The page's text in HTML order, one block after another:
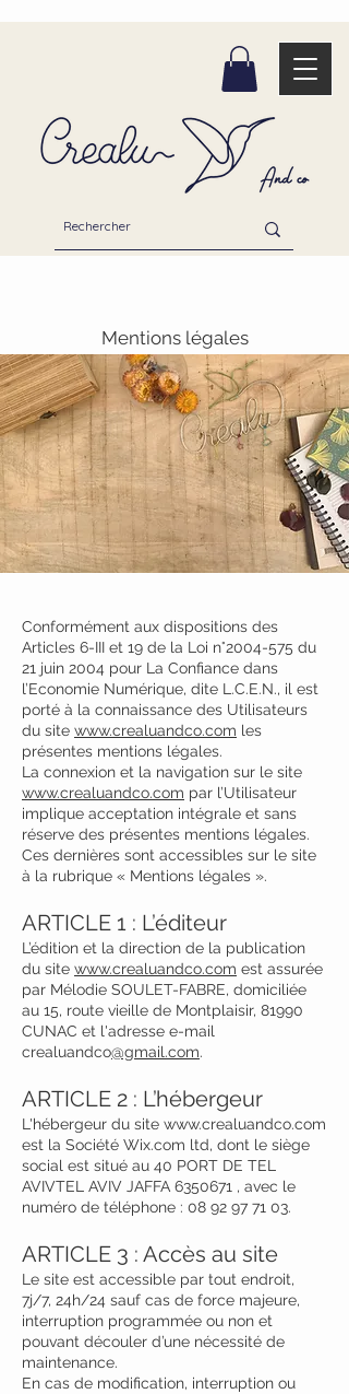
Mentions légales
Conformément aux dispositions des
Articles 6-III et 19 de la Loi n°2004-575 du
21 juin 2004 pour La Confiance dans
l’Economie Numérique, dite L.C.E.N., il est
porté à la connaissance des Utilisateurs
du site www.crealuandco.com les
présentes mentions légales.
La connexion et la navigation sur le site
www.crealuandco.com par l’Utilisateur
implique acceptation intégrale et sans
réserve des présentes mentions légales.
Ces dernières sont accessibles sur le site
à la rubrique « Mentions légales ».
ARTICLE 1 : L’éditeur
L’édition et la direction de la publication
du site www.crealuandco.com est assurée
par Mélodie SOULET-FABRE, domiciliée
au 15, route vieille de Montplaisir, 81990
CUNAC et l'adresse e-mail
crealuandco@gmail.com.
ARTICLE 2 : L’hébergeur
L'hébergeur du site www.crealuandco.com
est la Société Wix.com ltd, dont le siège
social est situé au 40 PORT DE TEL
AVIVTEL AVIV JAFFA 6350671 , avec le
numéro de téléphone : 08 92 97 71 03.
ARTICLE 3 : Accès au site
Le site est accessible par tout endroit,
7j/7, 24h/24 sauf cas de force majeure,
interruption programmée ou non et
pouvant découler d’une nécessité de
maintenance.
En cas de modification, interruption ou